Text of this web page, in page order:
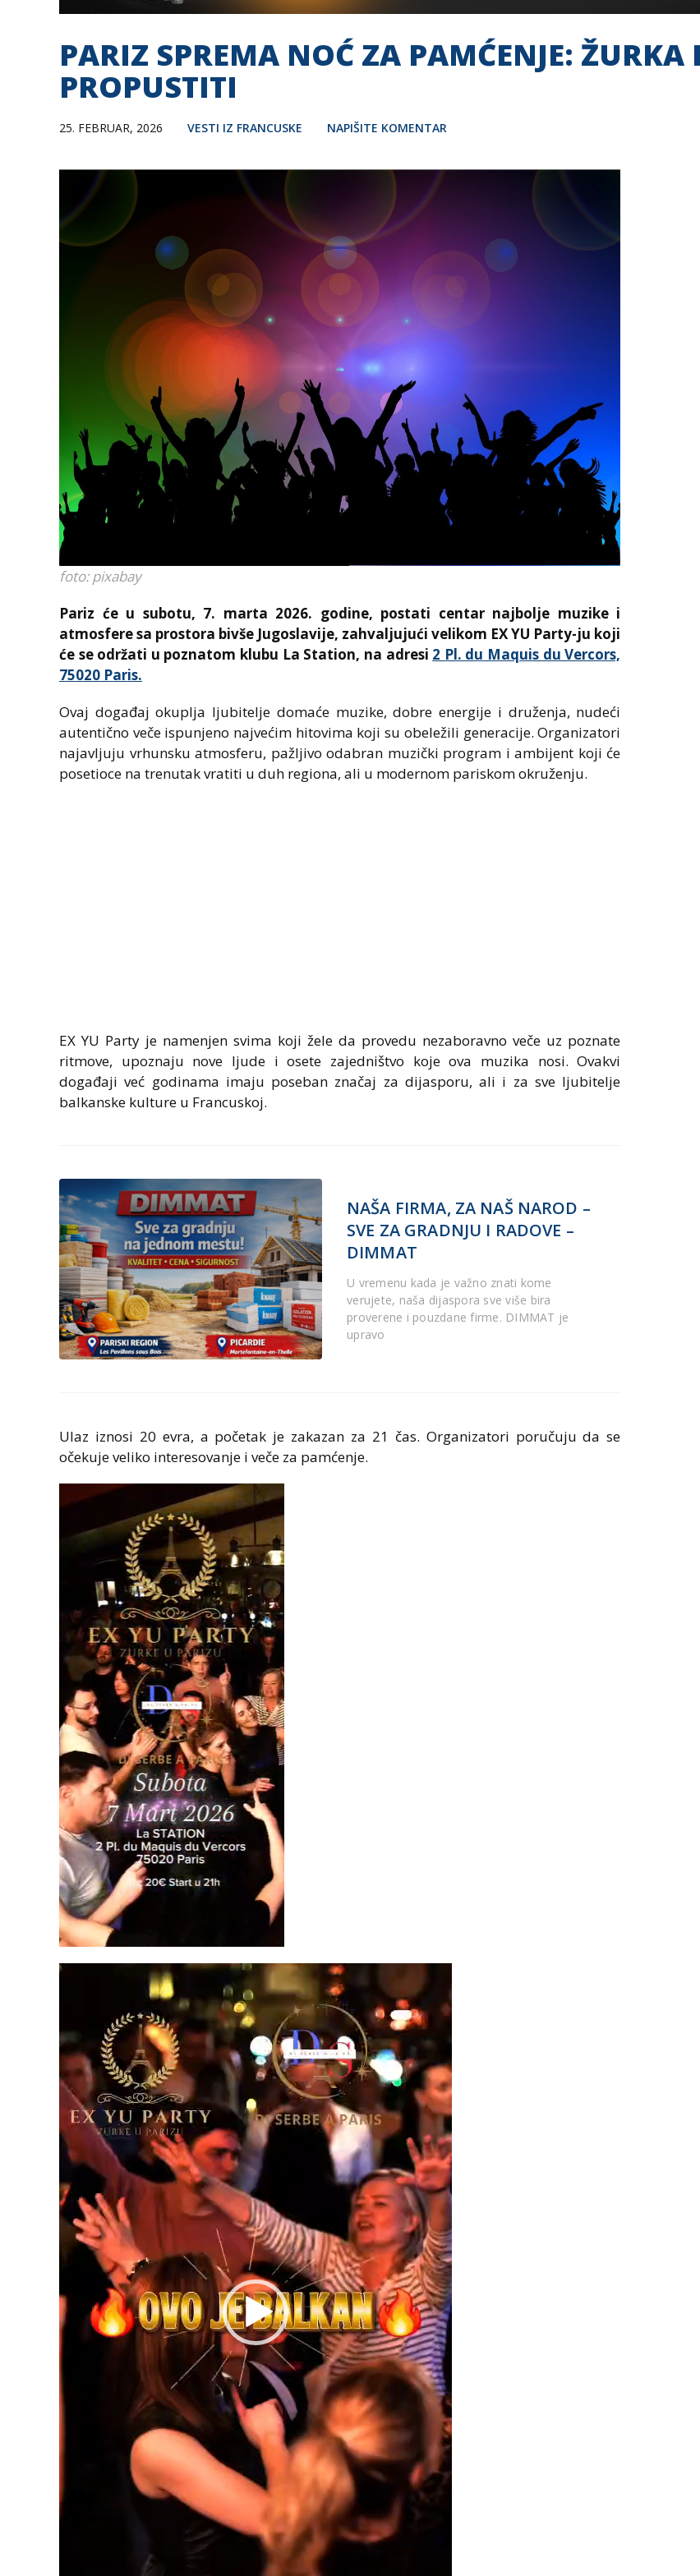
PARIZ SPREMA NOĆ ZA PAMĆENJE: ŽURKA
PROPUSTITI
25. FEBRUAR, 2026 VESTI IZ FRANCUSKE NAPIŠITE KOMENTAR
foto: pixabay
Pariz će u subotu, 7. marta 2026. godine, postati centar najbolje muzike i
atmosfere sa prostora bivše Jugoslavije, zahvaljujući velikom EX YU Party-ju koji
će se održati u poznatom klubu La Station, na adresi 2 Pl. du Maquis du Vercors,
75020 Paris.
Ovaj događaj okuplja ljubitelje domaće muzike, dobre energije i druženja, nudeći
autentično veče ispunjeno najvećim hitovima koji su obeležili generacije. Organizatori
najavljuju vrhunsku atmosferu, pažljivo odabran muzički program i ambijent koji će
posetioce na trenutak vratiti u duh regiona, ali u modernom pariskom okruženju.
EX YU Party je namenjen svima koji žele da provedu nezaboravno veče uz poznate
ritmove, upoznaju nove ljude i osete zajedništvo koje ova muzika nosi. Ovakvi
događaji već godinama imaju poseban značaj za dijasporu, ali i za sve ljubitelje
balkanske kulture u Francuskoj.
NAŠA FIRMA, ZA NAŠ NAROD –
SVE ZA GRADNJU I RADOVE –
DIMMAT
U vremenu kada je važno znati kome
verujete, naša dijaspora sve više bira
proverene i pouzdane firme. DIMMAT je
upravo
Ulaz iznosi 20 evra, a početak je zakazan za 21 čas. Organizatori poručuju da se
očekuje veliko interesovanje i veče za pamćenje.
Pregledač